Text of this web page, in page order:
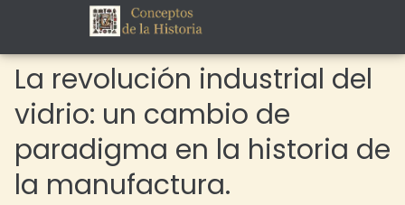
La revolución industrial del
vidrio: un cambio de
paradigma en la historia de
la manufactura.